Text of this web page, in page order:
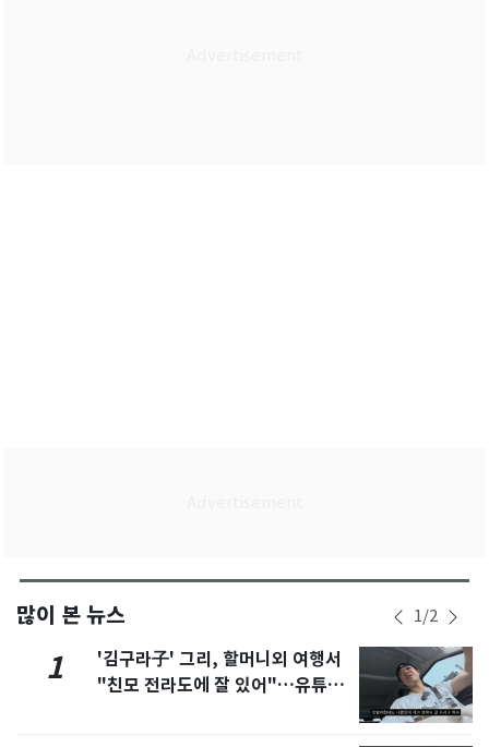
많이 본 뉴스 1/2
1
'김구라子' 그리, 할머니외 여행서
"친모 전라도에 잘 있어"…유튜브